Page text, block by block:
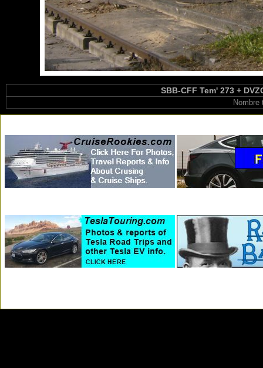
SBB-CFF Tem' 273 +